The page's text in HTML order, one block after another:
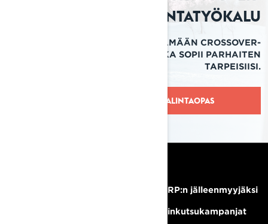
valintatyökalu
AUTAMME SINUA LÖYTÄMÄÄN CROSSOVER-
MOOTTORIKELKAN, JOKA SOPII PARHAITEN
TARPEISIISI.
VALINTAOPAS
Tule BRP:n jälleenmyyjäksi
Takaisinkutsukampanjat